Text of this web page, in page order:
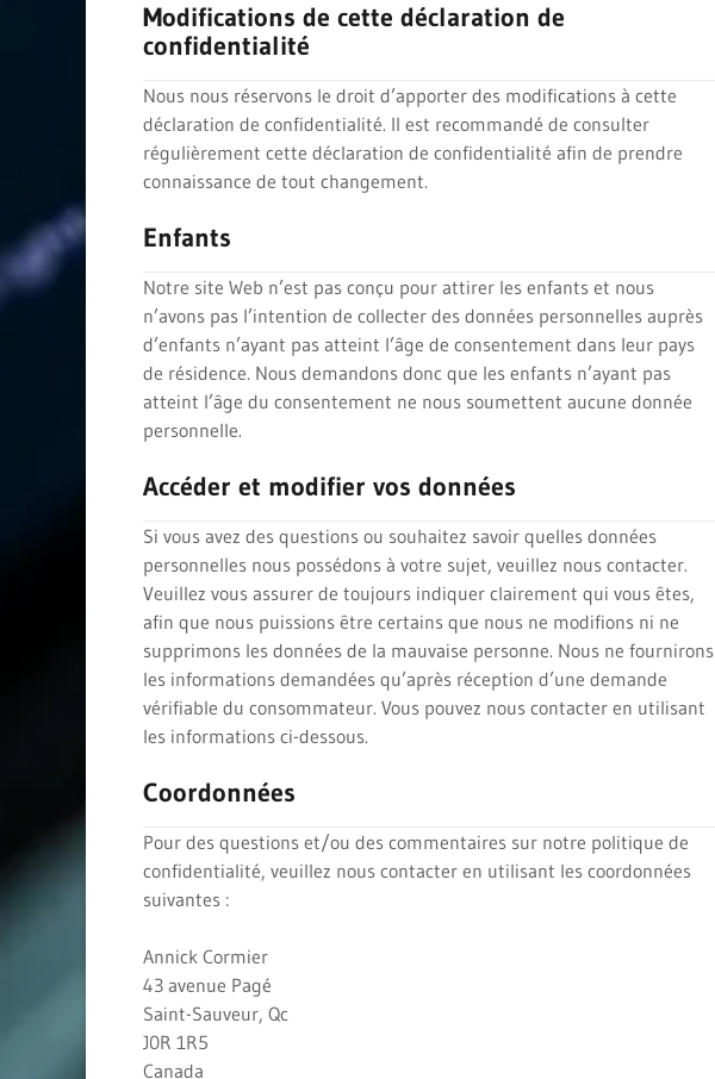
Modifications de cette déclaration de
confidentialité
Nous nous réservons le droit d’apporter des modifications à cette
déclaration de confidentialité. Il est recommandé de consulter
régulièrement cette déclaration de confidentialité afin de prendre
connaissance de tout changement.
Enfants
Notre site Web n’est pas conçu pour attirer les enfants et nous
n’avons pas l’intention de collecter des données personnelles auprès
d’enfants n’ayant pas atteint l’âge de consentement dans leur pays
de résidence. Nous demandons donc que les enfants n’ayant pas
atteint l’âge du consentement ne nous soumettent aucune donnée
personnelle.
Accéder et modifier vos données
Si vous avez des questions ou souhaitez savoir quelles données
personnelles nous possédons à votre sujet, veuillez nous contacter.
Veuillez vous assurer de toujours indiquer clairement qui vous êtes,
afin que nous puissions être certains que nous ne modifions ni ne
supprimons les données de la mauvaise personne. Nous ne fournirons
les informations demandées qu’après réception d’une demande
vérifiable du consommateur. Vous pouvez nous contacter en utilisant
les informations ci-dessous.
Coordonnées
Pour des questions et/ou des commentaires sur notre politique de
confidentialité, veuillez nous contacter en utilisant les coordonnées
suivantes :
Annick Cormier
43 avenue Pagé
Saint-Sauveur, Qc
J0R 1R5
Canada